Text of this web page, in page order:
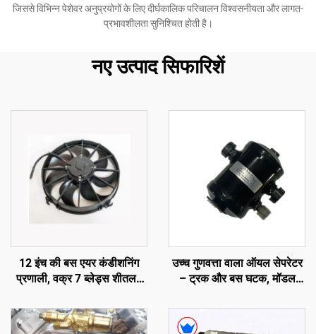
जिससे विभिन्न पेशेवर अनुप्रयोगों के लिए दीर्घकालिक परिचालन विश्वसनीयता और लागत-
प्रभावशीलता सुनिश्चित होती है।
नए उत्पाद सिफारिशें
12 इंच की बस एयर कंडीशनिंग
प्रणाली, वक्र 7 ब्लेड्स शीतलन
उच्च गुणवत्ता वाला ऑयल सेपरेटर
– ट्रक और बस घटक, मॉडल
ट्रांसीकोल्ड एक्सारियोस
300/350/ विएंटो 300